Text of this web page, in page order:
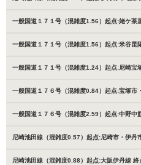
一般国道１７１号（混雑度1.56）起点:姥ケ茶
一般国道１７１号（混雑度1.56）起点:米谷昆
一般国道１７１号（混雑度1.24）起点:尼崎宝
一般国道１７６号（混雑度0.84）起点:宝塚市
一般国道１７６号（混雑度2.59）起点:中野中
尼崎池田線（混雑度0.57）起点:尼崎市・伊
尼崎池田線（混雑度0.88）起点:大阪伊丹線